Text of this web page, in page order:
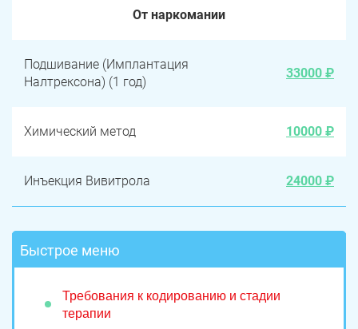
От наркомании
Подшивание (Имплантация
Налтрексона) (1 год)
33000 ₽
Химический метод 10000 ₽
Инъекция Вивитрола 24000 ₽
Быстрое меню
Требования к кодированию и стадии
терапии